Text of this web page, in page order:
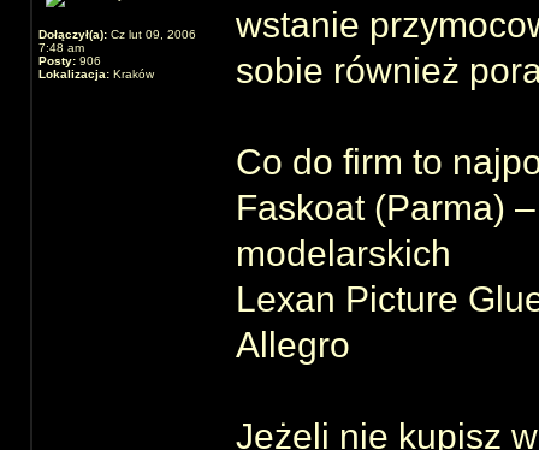
Dołączył(a): Cz lut 09, 2006
7:48 am
Posty: 906
Lokalizacja: Kraków
wstanie
sobie również
Co do firm to
Faskoat (Parma)
modelarskich
Lexan Picture
Allegro
Jeżeli nie kupisz